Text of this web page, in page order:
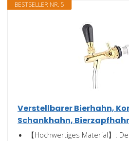
BESTSELLER NR. 5
Verstellbarer Bierhahn,
Schankhahn,
【Hochwertiges Material】: